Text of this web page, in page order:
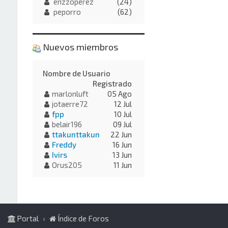
peporro
(62)
Nuevos miembros
Nombre de Usuario
Registrado
marlonluft
05 Ago
jotaerre72
12 Jul
fpp
10 Jul
belair196
09 Jul
ttakunttakun
22 Jun
Freddy
16 Jun
Ivirs
13 Jun
Orus205
11 Jun
Portal Índice de Foros